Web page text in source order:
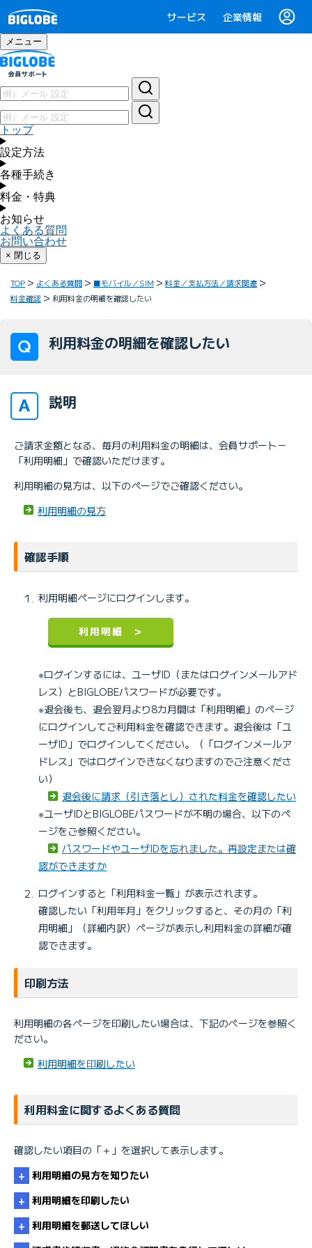
サービス 企業情報
メニュー
トップ
設定方法
各種手続き
料金・特典
お知らせ
よくある質問
お問い合わせ
× 閉じる
TOP よくある質問 ■モバイル／SIM
料金／支払方法／請求関連
料金確認
利用料金の明細を確認したい
利用料金の明細を確認したい
説明
ご請求金額となる、毎月の利用料金の明細は、会員サポート－
「利用明細」で確認いただけます。
利用明細の見方は、以下のページでご確認ください。
利用明細の見方
確認手順
利用明細ページにログインします。
利用明細 >
※ログインするには、ユーザID（またはログインメールアド
レス）とBIGLOBEパスワードが必要です。
※退会後も、退会翌月より8カ月間は「利用明細」のページ
にログインしてご利用料金を確認できます。退会後は「ユ
ーザID」でログインしてください。（「ログインメールア
ドレス」ではログインできなくなりますのでご注意くださ
い）
退会後に請求（引き落とし）された料金を確認したい
※ユーザIDとBIGLOBEパスワードが不明の場合、以下のペ
ージをご参照ください。
パスワードやユーザIDを忘れました。再設定または確
認ができますか
ログインすると「利用料金一覧」が表示されます。
確認したい「利用年月」をクリックすると、その月の「利
用明細」（詳細内訳）ページが表示し利用料金の詳細が確
認できます。
印刷方法
利用明細の各ページを印刷したい場合は、下記のぺージを参照く
ださい。
利用明細を印刷したい
利用料金に関するよくある質問
確認したい項目の「＋」を選択して表示します。
利用明細の見方を知りたい
利用明細の見方
利用明細を印刷したい
利用明細を郵送してほしい